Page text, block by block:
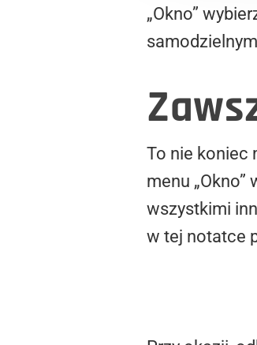
„Okno”
To nie koniec
menu
wszystkimi
w tej notatce